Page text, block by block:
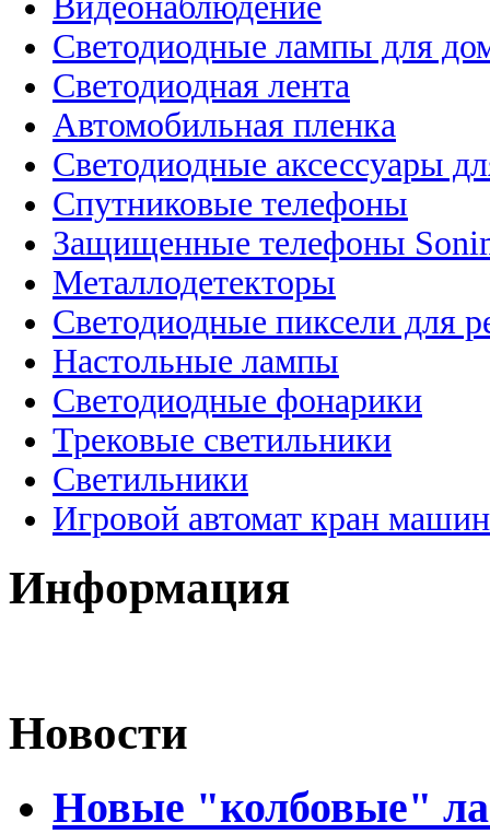
Светодиодные лампы для
Светодиодная лента
Автомобильная пленка
Светодиодные аксессуары
Спутниковые телефоны
Защищенные телефоны
Металлодетекторы
Светодиодные пиксели для
Настольные лампы
Светодиодные фонарики
Трековые светильники
Светильники
Игровой автомат кран
Информация
Новости
Новые "колбовые"